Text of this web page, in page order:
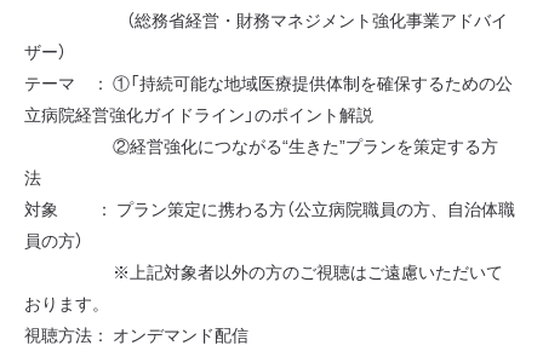
（総務省経営・財務マネジメント強化事業アドバイ
ザー）
テーマ ： ①「持続可能な地域医療提供体制を確保するための公
立病院経営強化ガイドライン」のポイント解説
②経営強化につながる“生きた”プランを策定する方
法
対象 ： プラン策定に携わる方（公立病院職員の方、自治体職
員の方）
※上記対象者以外の方のご視聴はご遠慮いただいて
おります。
視聴方法： オンデマンド配信